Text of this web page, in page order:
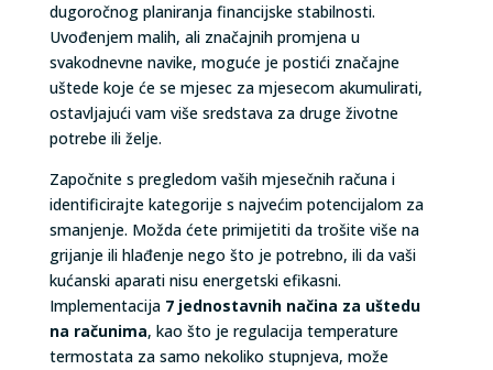
dugoročnog planiranja financijske stabilnosti.
Uvođenjem malih, ali značajnih promjena u
svakodnevne navike, moguće je postići značajne
uštede koje će se mjesec za mjesecom akumulirati,
ostavljajući vam više sredstava za druge životne
potrebe ili želje.
Započnite s pregledom vaših mjesečnih računa i
identificirajte kategorije s najvećim potencijalom za
smanjenje. Možda ćete primijetiti da trošite više na
grijanje ili hlađenje nego što je potrebno, ili da vaši
kućanski aparati nisu energetski efikasni.
Implementacija 7 jednostavnih načina za uštedu
na računima, kao što je regulacija temperature
termostata za samo nekoliko stupnjeva, može